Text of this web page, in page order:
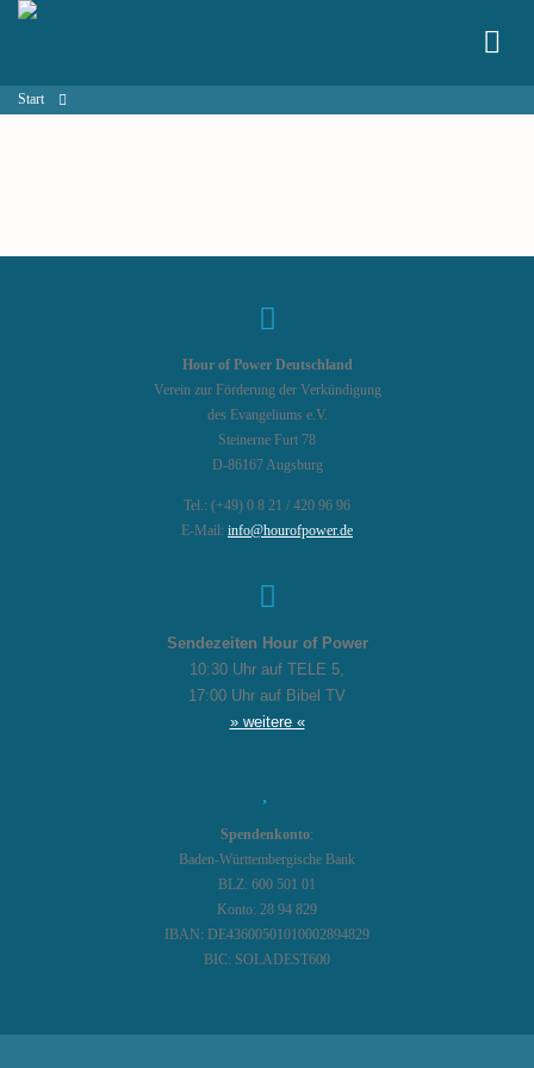
Start
Hour of Power Deutschland
Verein zur Förderung der Verkündigung
des Evangeliums e.V.
Steinerne Furt 78
D-86167 Augsburg
Tel.: (+49) 0 8 21 / 420 96 96
E-Mail: info@hourofpower.de
Sendezeiten Hour of Power
10:30 Uhr auf TELE 5,
17:00 Uhr auf Bibel TV
» weitere «
Spendenkonto:
Baden-Württembergische Bank
BLZ: 600 501 01
Konto: 28 94 829
IBAN: DE43600501010002894829
BIC: SOLADEST600